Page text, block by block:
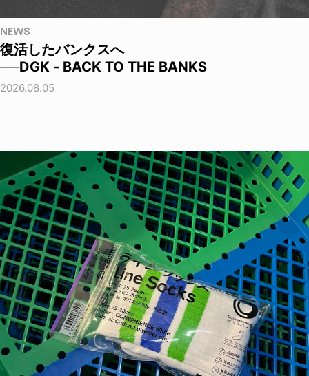
NEWS
復活したバンクスへ
──DGK - BACK TO THE BANKS
2026.08.05